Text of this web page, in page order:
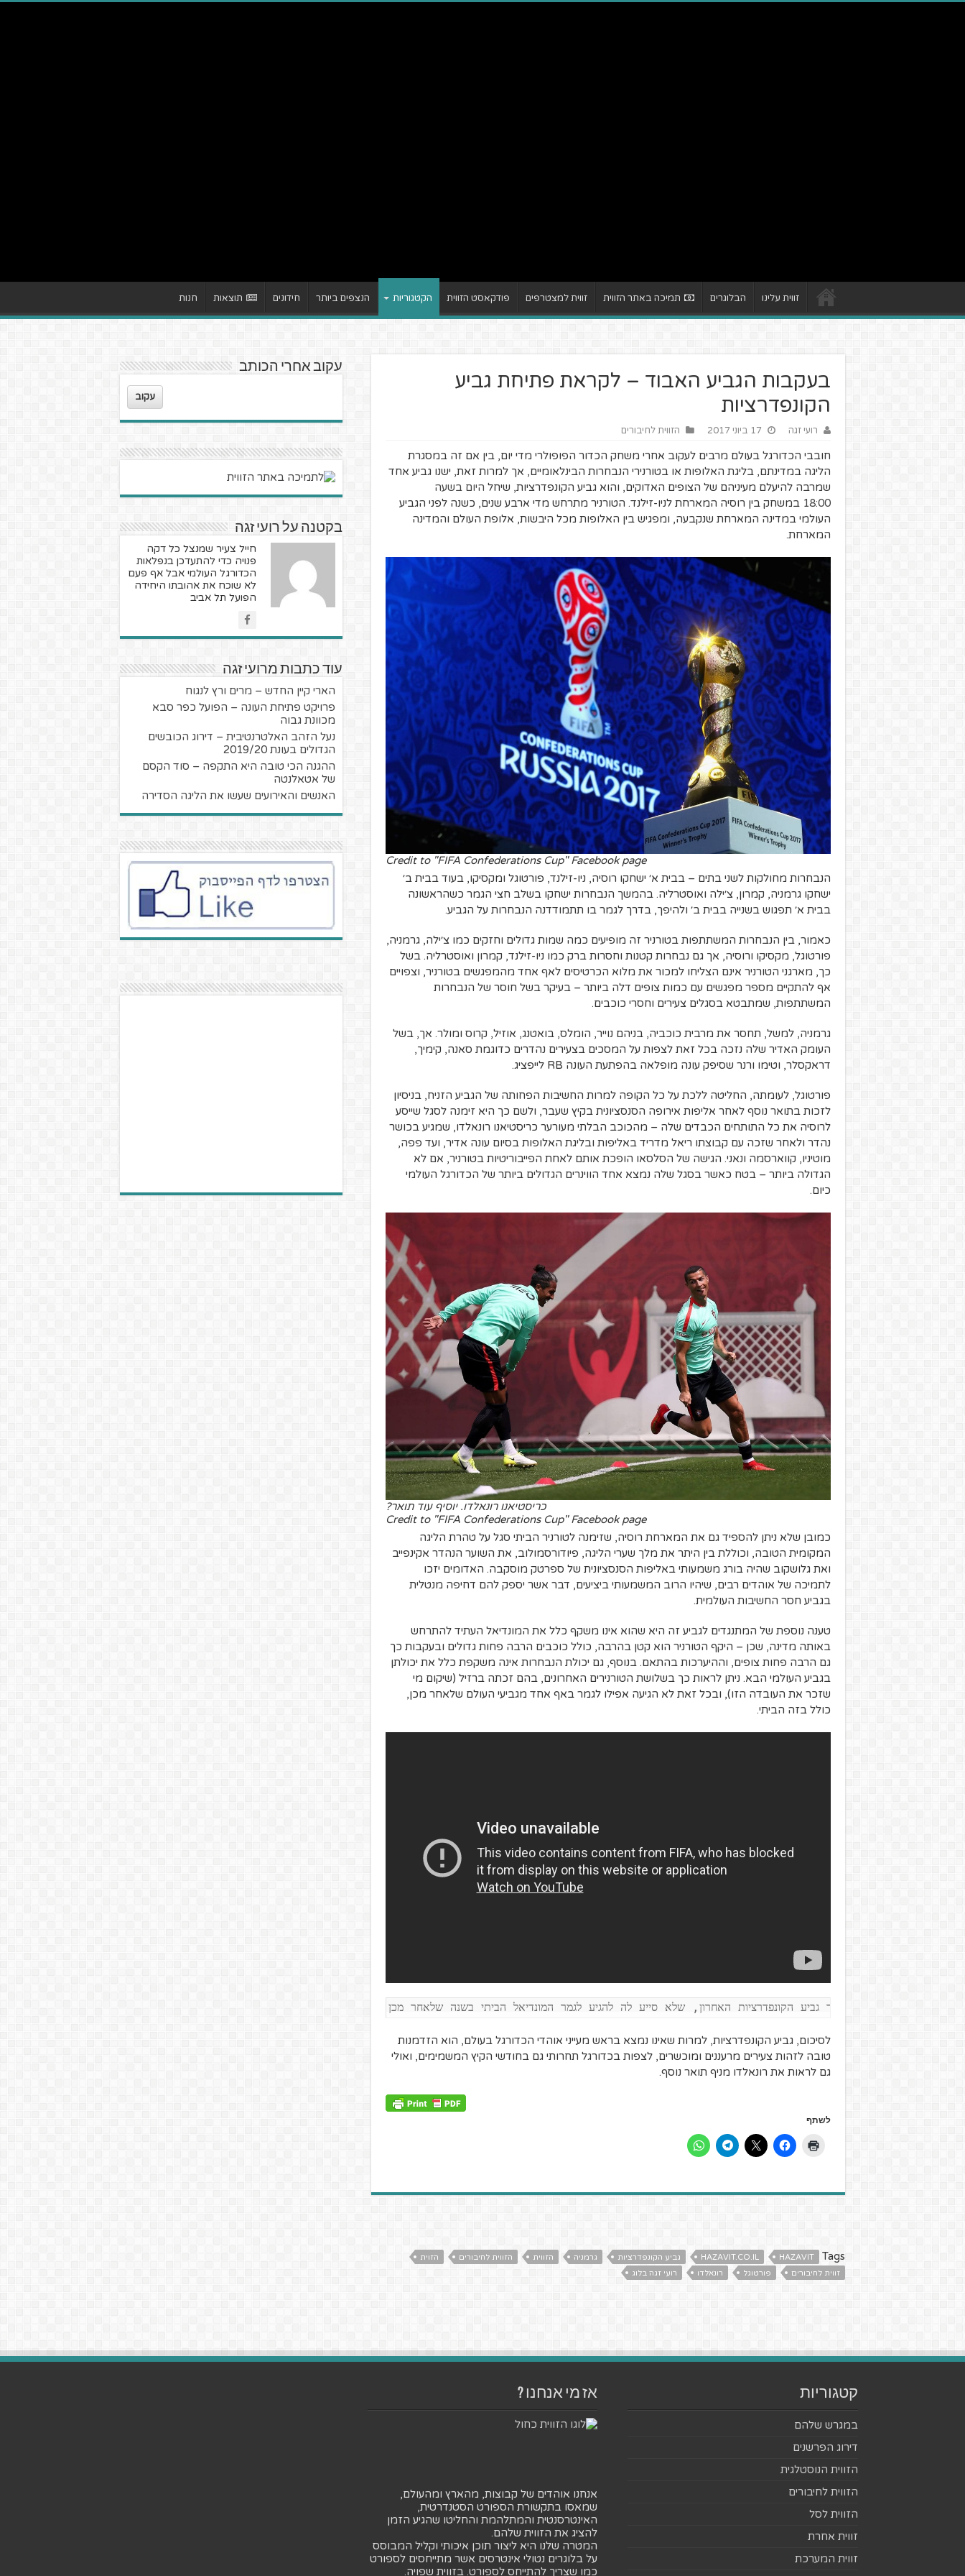
זווית עלינו הבלוגרים תמיכה באתר הזווית זווית למצטרפים פודקאסט הזווית הקטגוריות הנצפים ביותר חידונים תוצאות חנות
בעקבות הגביע האבוד – לקראת פתיחת גביע
הקונפדרציות
רועי זגה 17 ביוני 2017 הזווית לחיבורים
חובבי הכדורגל בעולם מרבים לעקוב אחרי משחק הכדור הפופולרי מדי יום, בין אם זה במסגרת
הליגה במדינתם, בליגת האלופות או בטורנירי הנבחרות הבינלאומיים, אך למרות זאת, ישנו גביע אחד
שמרבה להיעלם מעיניהם של הצופים האדוקים, והוא גביע הקונפדרציות, שיחל היום בשעה
18:00 במשחק בין רוסיה המארחת לניו-זילנד. הטורניר מתרחש מדי ארבע שנים, כשנה לפני הגביע
העולמי במדינה המארחת שנקבעה, ומפגיש בין האלופות מכל היבשות, אלופת העולם והמדינה
המארחת.
Credit to "FIFA Confederations Cup" Facebook page
הנבחרות מחולקות לשני בתים – בבית א׳ ישחקו רוסיה, ניו-זילנד, פורטוגל ומקסיקו, בעוד בבית ב׳
ישחקו גרמניה, קמרון, צ׳ילה ואוסטרליה. בהמשך הנבחרות ישחקו בשלב חצי הגמר כשהראשונה
בבית א׳ תפגוש בשנייה בבית ב׳ ולהיפך, בדרך לגמר בו תתמודדנה הנבחרות על הגביע.
כאמור, בין הנבחרות המשתתפות בטורניר זה מופיעים כמה שמות גדולים וחזקים כמו צ׳ילה, גרמניה,
פורטוגל, מקסיקו ורוסיה, אך גם נבחרות קטנות וחסרות ברק כמו ניו-זילנד, קמרון ואוסטרליה. בשל
כך, מארגני הטורניר אינם הצליחו למכור את מלוא הכרטיסים לאף אחד מהמפגשים בטורניר, וצפויים
אף להתקיים מספר מפגשים עם כמות צופים דלה ביותר – בעיקר בשל חוסר של הנבחרות
המשתתפות, שמתבטא בסגלים צעירים וחסרי כוכבים.
גרמניה, למשל, תחסר את מרבית כוכביה, בניהם נוייר, הומלס, בואטנג, אוזיל, קרוס ומולר. אך, בשל
העומק האדיר שלה נזכה בכל זאת לצפות על המסכים בצעירים נהדרים כדוגמת סאנה, קימיך,
דראקסלר, וטימו ורנר שסיפק עונה מופלאה בהפתעת העונה RB לייפציג.
פורטוגל, לעומתה, החליטה ללכת על כל הקופה למרות החשיבות הפחותה של הגביע הזניח, בניסיון
לזכות בתואר נוסף לאחר אליפות אירופה הסנסציונית בקיץ שעבר, ולשם כך היא זימנה לסגל שייסע
לרוסיה את כל התותחים הכבדים שלה – מהכוכב הבלתי מעורער כריסטיאנו רונאלדו, שמגיע בכושר
נהדר ולאחר שזכה עם קבוצתו ריאל מדריד באליפות ובליגת האלופות בסיום עונה אדיר, ועד פפה,
מוטיניו, קווארסמה ונאני. הגישה של הסלסאו הופכת אותם לאחת הפייבוריטיות בטורניר, אם לא
הגדולה ביותר – בטח כאשר בסגל שלה נמצא אחד הווינרים הגדולים ביותר של הכדורגל העולמי
כיום.
כריסטיאנו רונאלדו. יוסיף עוד תואר?
Credit to "FIFA Confederations Cup" Facebook page
כמובן שלא ניתן להספיד גם את המארחת רוסיה, שזימנה לטורניר הביתי סגל על טהרת הליגה
המקומית הטובה, וכוללת בין היתר את מלך שערי הליגה, פיודורסמולוב, את השוער הנהדר אקינפייב
ואת גלושקוב שהיה בורג משמעותי באליפות הסנסציונית של ספרטק מוסקבה. האדומים יזכו
לתמיכה של אוהדים רבים, שיהיו הרוב המשמעותי ביציעים, דבר אשר יספק להם דחיפה מנטלית
בגביע חסר החשיבות העולמית.
טענה נוספת של המתנגדים לגביע זה היא שהוא אינו משקף כלל את המונדיאל העתיד להתרחש
באותה מדינה, שכן – היקף הטורניר הוא קטן בהרבה, כולל כוכבים הרבה פחות גדולים ובעקבות כך
גם הרבה פחות צופים, וההיערכות בהתאם. בנוסף, גם יכולת הנבחרות אינה משקפת כלל את יכולתן
בגביע העולמי הבא. ניתן לראות כך בשלושת הטורנירים האחרונים, בהם זכתה ברזיל (שיקום מי
שזכר את העובדה הזו), ובכל זאת לא הגיעה אפילו לגמר באף אחד מגביעי העולם שלאחר מכן,
כולל בזה הביתי.
של ברזיל מול ספרד בגמר גביע הקונפדרציות האחרון, שלא סייע לה להגיע לגמר המונדיאל הביתי בשנה שלאחר מכן
לסיכום, גביע הקונפדרציות, למרות שאינו נמצא בראש מעייני אוהדי הכדורגל בעולם, הוא הזדמנות
טובה לזהות צעירים מרעננים ומוכשרים, לצפות בכדורגל תחרותי גם בחודשי הקיץ המשמימים, ואולי
גם לראות את רונאלדו מניף תואר נוסף.
לשתף
Tags
HAZAVIT
HAZAVIT.CO.IL גביע הקונפדרציות גרמניה הזווית הזווית לחיבורים
הזוית
זווית לחיבורים
פורטוגל רונאלדו רועי זגה בלוג
עקוב אחרי הכותב
עקוב
בקטנה על רועי זגה
חייל צעיר שמנצל כל דקה
פנויה כדי להתעדכן בנפלאות
הכדורגל העולמי אבל אף פעם
לא שוכח את אהובתו היחידה
הפועל תל אביב
עוד כתבות מרועי זגה
הארי קיין החדש – מרים ורץ לנגוח
פרויקט פתיחת העונה – הפועל כפר סבא
מכוונת גבוה
נעל הזהב האלטרנטיבית – דירוג הכובשים
הגדולים בעונת 2019/20
ההגנה הכי טובה היא התקפה – סוד הקסם
של אטאלנטה
האנשים והאירועים שעשו את הליגה הסדירה
קטגוריות
במגרש שלהם
דירוג הפרשנים
הזווית הנוסטלגית
הזווית לחיבורים
הזווית לסל
זווית אחרת
זווית המערכת
אז מי אנחנו ?
אנחנו אוהדים של קבוצות, מהארץ ומהעולם,
שמאסו בתקשורת הספורט הסטנדרטית,
האינטרסנטית והמתלהמת והחליטו שהגיע הזמן
להציג את הזווית שלהם.
המטרה שלנו היא ליצור תוכן איכותי וקליל המבוסס
על בלוגרים נטולי אינטרסים אשר מתייחסים לספורט
כמו שצריך להתייחס לספורט. בזווית שפויה.